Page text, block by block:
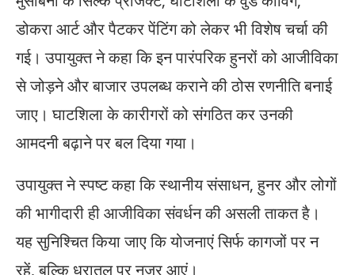
डोकरा आर्ट और पैटकर पेंटिंग को लेकर भी विशेष चर्चा की
गई। उपायुक्त ने कहा कि इन पारंपरिक हुनरों को आजीविका
से जोड़ने और बाजार उपलब्ध कराने की ठोस रणनीति बनाई
जाए। घाटशिला के कारीगरों को संगठित कर उनकी
आमदनी बढ़ाने पर बल दिया गया।
उपायुक्त ने स्पष्ट कहा कि स्थानीय संसाधन, हुनर और लोगों
की भागीदारी ही आजीविका संवर्धन की असली ताकत है।
यह सुनिश्चित किया जाए कि योजनाएं सिर्फ कागजों पर न
रहें, बल्कि धरातल पर नजर आएं।